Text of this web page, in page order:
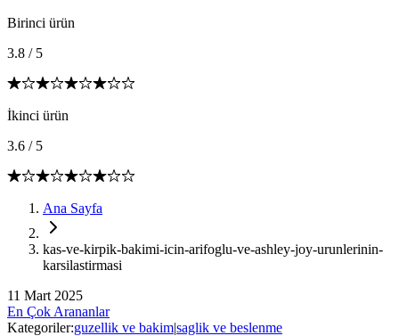
Birinci ürün
3.8 / 5
İkinci ürün
3.6 / 5
Ana Sayfa
kas-ve-kirpik-bakimi-icin-arifoglu-ve-ashley-joy-urunlerinin-
karsilastirmasi
11 Mart 2025
En Çok Arananlar
Kategoriler:guzellik ve bakim|saglik ve beslenme